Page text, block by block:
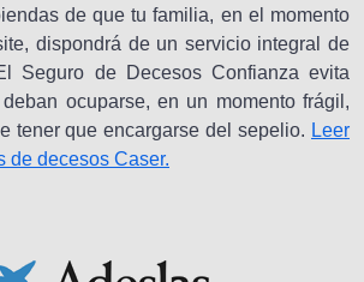
de que tu familia, en el momento
dispondrá de un servicio integral de
Seguro de Decesos Confianza evita
ocuparse, en un momento frágil,
tener que encargarse del sepelio. Leer
de decesos Caser.